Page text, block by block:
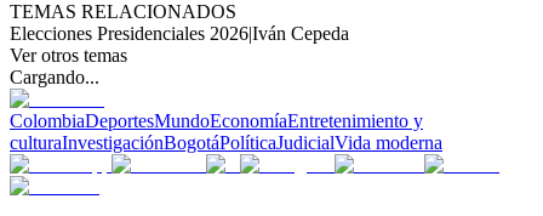
TEMAS RELACIONADOS
Elecciones Presidenciales 2026|Iván Cepeda
Ver otros temas
Cargando...
ColombiaDeportesMundoEconomíaEntretenimiento y
culturaInvestigaciónBogotáPolíticaJudicialVida moderna